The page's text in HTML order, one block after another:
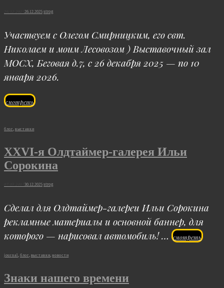
26.12.2025 strog
Участвуем с Олегом Смирницким, его свт.
Николаем и моим Лесовозом ) Выставочный зал
МОСХ, Беговая д.7, с 26 декабря 2025 — по 10
января 2026.
смотреть«Рождество
Беговой
Cat
блог, выставки
XXVI-я Олдтаймер-галерея Ильи
Сорокина
30.12.2025 strog
Сделал для Олдтаймер-галереи Ильи Сорокина
рекламные материалы и основной баннер, для
которого — нарисовал автомобиль! …
смотретьXXVI-
Cat
journal, блог, выставки,новости
Знаки нашего времени